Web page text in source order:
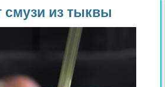
смузи из тыквы